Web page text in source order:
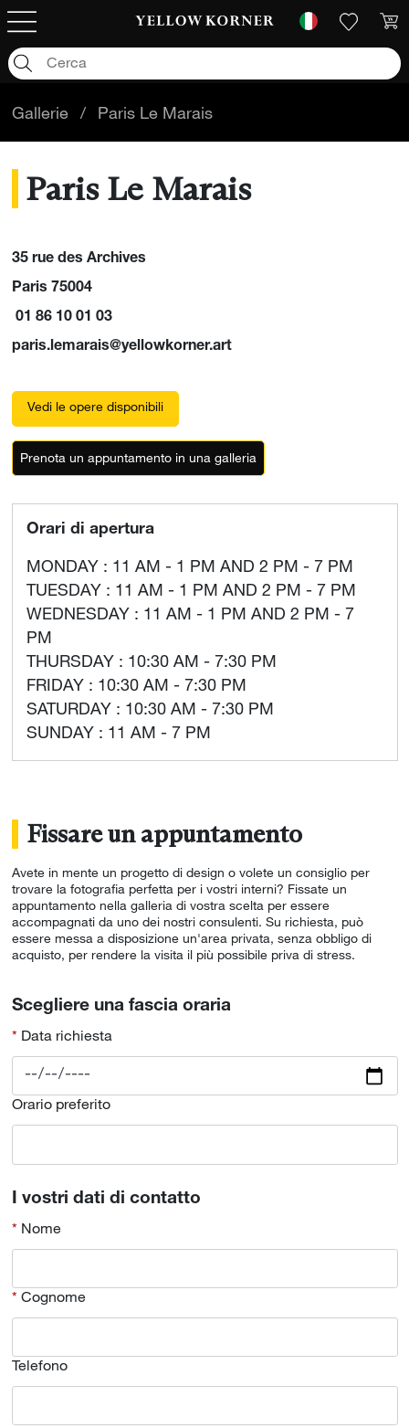
Gallerie / Paris Le Marais
Paris Le Marais
35 rue des Archives
Paris 75004
01 86 10 01 03
paris.lemarais@yellowkorner.art
Vedi le opere disponibili
Prenota un appuntamento in una galleria
Orari di apertura
MONDAY : 11 AM - 1 PM AND 2 PM - 7 PM
TUESDAY : 11 AM - 1 PM AND 2 PM - 7 PM
WEDNESDAY : 11 AM - 1 PM AND 2 PM - 7
PM
THURSDAY : 10:30 AM - 7:30 PM
FRIDAY : 10:30 AM - 7:30 PM
SATURDAY : 10:30 AM - 7:30 PM
SUNDAY : 11 AM - 7 PM
Fissare un appuntamento
Avete in mente un progetto di design o volete un consiglio per
trovare la fotografia perfetta per i vostri interni? Fissate un
appuntamento nella galleria di vostra scelta per essere
accompagnati da uno dei nostri consulenti. Su richiesta, può
essere messa a disposizione un'area privata, senza obbligo di
acquisto, per rendere la visita il più possibile priva di stress.
Scegliere una fascia oraria
Data richiesta
Orario preferito
I vostri dati di contatto
Nome
Cognome
Telefono